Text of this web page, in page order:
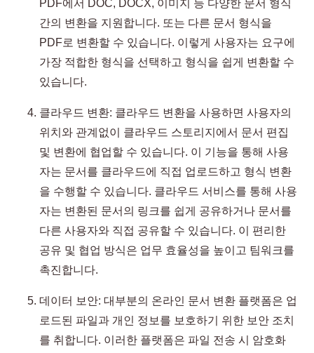
PDF에서 DOC, DOCX, 이미지 등 다양한 문서 형식
간의 변환을 지원합니다. 또는 다른 문서 형식을
PDF로 변환할 수 있습니다. 이렇게 사용자는 요구에
가장 적합한 형식을 선택하고 형식을 쉽게 변환할 수
있습니다.
클라우드 변환: 클라우드 변환을 사용하면 사용자의
위치와 관계없이 클라우드 스토리지에서 문서 편집
및 변환에 협업할 수 있습니다. 이 기능을 통해 사용
자는 문서를 클라우드에 직접 업로드하고 형식 변환
을 수행할 수 있습니다. 클라우드 서비스를 통해 사용
자는 변환된 문서의 링크를 쉽게 공유하거나 문서를
다른 사용자와 직접 공유할 수 있습니다. 이 편리한
공유 및 협업 방식은 업무 효율성을 높이고 팀워크를
촉진합니다.
데이터 보안: 대부분의 온라인 문서 변환 플랫폼은 업
로드된 파일과 개인 정보를 보호하기 위한 보안 조치
를 취합니다. 이러한 플랫폼은 파일 전송 시 암호화